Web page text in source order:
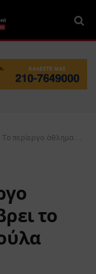
άθλημα που έχει βρει το γήπεδό του στη Βούλα
το